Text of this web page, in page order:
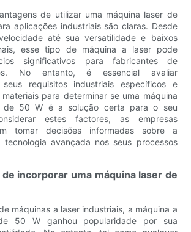
de utilizar uma máquina laser de
aplicações industriais são claras. Desde
até sua versatilidade e baixos
esse tipo de máquina a laser pode
significativos para fabricantes de
No entanto, é essencial avaliar
seus requisitos industriais específicos e
para determinar se uma máquina
50 W é a solução certa para o seu
estes factores, as empresas
tomar decisões informadas sobre a
tecnologia avançada nos seus processos
incorporar uma máquina laser de
máquinas a laser industriais, a máquina a
50 W ganhou popularidade por sua